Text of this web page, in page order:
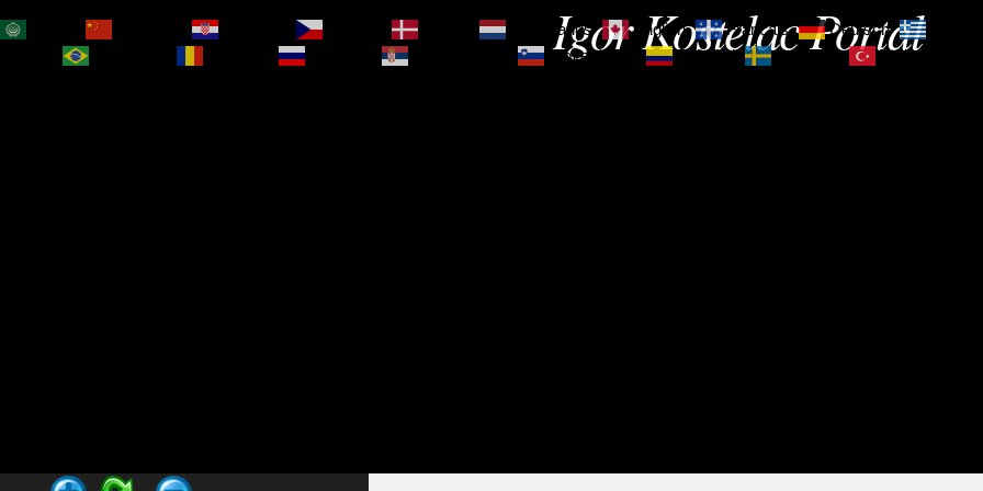
Igor Kostelac Portal
Nederlands English Français Deutsch
Slovenščina Español Svenska Türkçe